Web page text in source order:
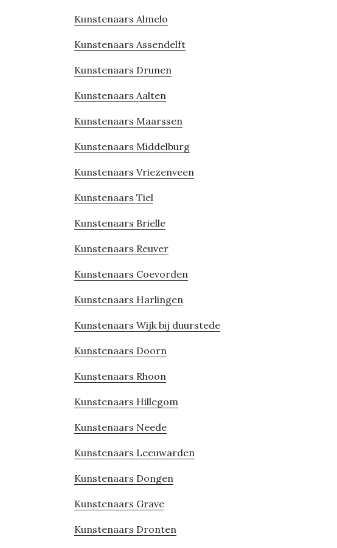
Kunstenaars Almelo
Kunstenaars Assendelft
Kunstenaars Drunen
Kunstenaars Aalten
Kunstenaars Maarssen
Kunstenaars Middelburg
Kunstenaars Vriezenveen
Kunstenaars Tiel
Kunstenaars Brielle
Kunstenaars Reuver
Kunstenaars Coevorden
Kunstenaars Harlingen
Kunstenaars Wijk bij duurstede
Kunstenaars Doorn
Kunstenaars Rhoon
Kunstenaars Hillegom
Kunstenaars Neede
Kunstenaars Leeuwarden
Kunstenaars Dongen
Kunstenaars Grave
Kunstenaars Dronten